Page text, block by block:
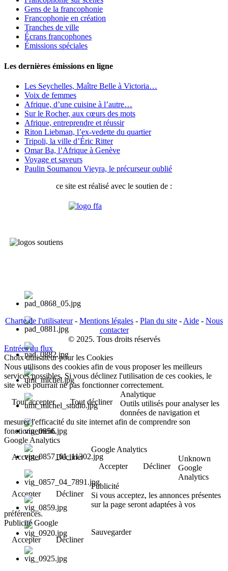
Gens de la francophonie
Francophonie en création
Tranches de ville
Écrans francophones
Émissions spéciales
Les dernières émissions en ligne
Les Seychelles, Maître Belle à Victoria…
Voix de femmes
Afrique, d’une cuisine à l’autre…
Sur le Rocher, aux cœurs des mots
Afrique, entreprendre et réussir
Riton Liebman, l’ex-vedette du quartier
Tripoli, la ville d’Éric Ritter
Omar Ba, l’Afrique à Genève
Voyage et saveurs
Paulin Soumanou Vieyra, le précurseur oublié
ce site est réalisé avec le soutien de :
Charte de l'utilisateur- Mentions légales - Plan du site - Aide - Nous
contacter
© 2025. Tous droits réservés
Entrées du flux
Choix utilisateur pour les Cookies
Nous utilisons des cookies afin de vous proposer les meilleurs
services possibles. Si vous déclinez l'utilisation de ces cookies, le
site web pourrait ne pas fonctionner correctement.
Tout accepter
Tout décliner
Analytique
Outils utilisés pour analyser les
données de navigation et
mesurer l'efficacité du site internet afin de comprendre son
fonctionnement.
Google Analytics
Accepter
Décliner
Google Analytics
Accepter
Décliner
Unknown
Google
Analytics
Accepter
Décliner
Publicité
Si vous acceptez, les annonces présentes
sur la page seront adaptées à vos
préférences.
Publicité Google
Accepter
Décliner
Sauvegarder